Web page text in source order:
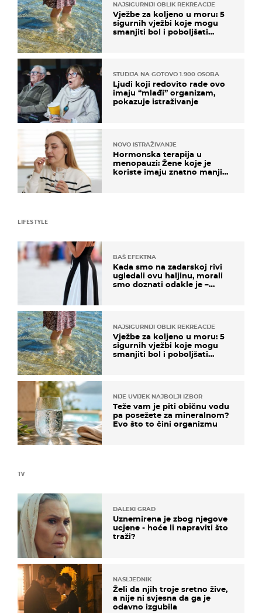
NAJSIGURNIJI OBLIK REKREACIJE
Vježbe za koljeno u moru: 5
sigurnih vježbi koje mogu
smanjiti bol i poboljšati
STUDIJA NA GOTOVO 1.900 OSOBA
Ljudi koji redovito rade ovo
imaju “mlađi” organizam,
pokazuje istraživanje
NOVO ISTRAŽIVANJE
Hormonska terapija u
menopauzi: Žene koje je
koriste imaju znatno manji
TV
DALEKI GRAD
Uznemirena je zbog njegove
ucjene - hoće li napraviti što
traži?
NASLJEDNIK
Želi da njih troje sretno žive,
a nije ni svjesna da ga je
odavno izgubila
LIFESTYLE
BAŠ EFEKTNA
Kada smo na zadarskoj rivi
ugledali ovu haljinu, morali
smo doznati odakle je –
NAJSIGURNIJI OBLIK REKREACIJE
Vježbe za koljeno u moru: 5
sigurnih vježbi koje mogu
smanjiti bol i poboljšati
NIJE UVIJEK NAJBOLJI IZBOR
Teže vam je piti običnu vodu
pa posežete za mineralnom?
Evo što to čini organizmu